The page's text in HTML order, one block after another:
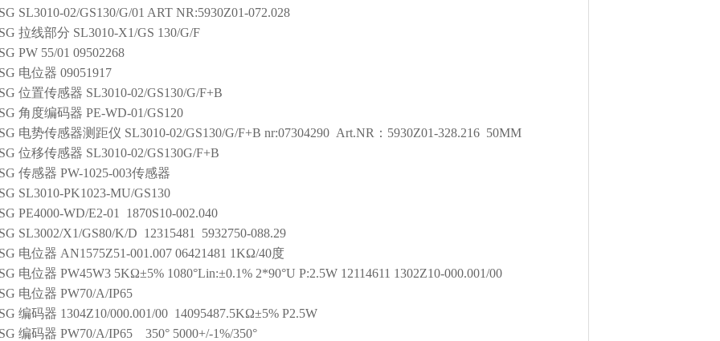
SL3010-02/GS130/G/01 ART NR:5930Z01-072.028
拉线部分 SL3010-X1/GS 130/G/F
PW 55/01 09502268
电位器 09051917
位置传感器 SL3010-02/GS130/G/F+B
角度编码器 PE-WD-01/GS120
电势传感器测距仪 SL3010-02/GS130/G/F+B nr:07304290 Art.NR：5930Z01-328.216 50MM
位移传感器 SL3010-02/GS130G/F+B
传感器 PW-1025-003传感器
SL3010-PK1023-MU/GS130
PE4000-WD/E2-01 1870S10-002.040
SL3002/X1/GS80/K/D 12315481 5932750-088.29
电位器 AN1575Z51-001.007 06421481 1KΩ/40度
电位器 PW45W3 5KΩ±5% 1080°Lin:±0.1% 2*90°U P:2.5W 12114611 1302Z10-000.001/00
电位器 PW70/A/IP65
编码器 1304Z10/000.001/00 14095487.5KΩ±5% P2.5W
编码器 PW70/A/IP65 350° 5000+/-1%/350°